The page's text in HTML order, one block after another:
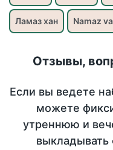
Ламаз хан Namaz
Отзывы,
Если вы ведете
можете
утреннюю и